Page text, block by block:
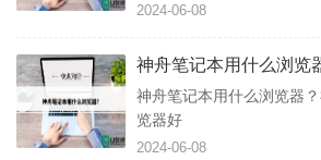
2024-06-08
神舟笔记本用什么浏览
什么浏览器好
神舟笔记本用什么浏览器
览器好
2024-06-08